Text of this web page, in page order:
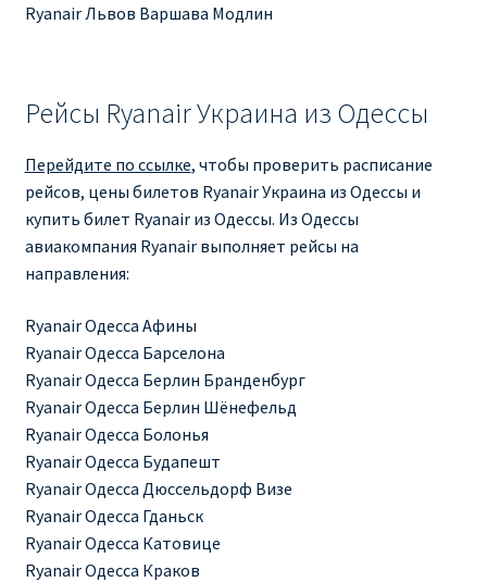
РАЙАНЭЙР НА РУССКОМ | КНФТФШК
Рим
Рождественские направления от € 9
Райнэйр на русском
О сайте
Ryanair Львов Варшава Модлин
Рейсы Ryanair Украина из Одессы
Перейдите по ссылке, чтобы проверить расписание
рейсов, цены билетов Ryanair Украина из Одессы и
купить билет Ryanair из Одессы. Из Одессы
авиакомпания Ryanair выполняет рейсы на
направления:
Ryanair Одесса Афины
Ryanair Одесса Барселона
Ryanair Одесса Берлин Бранденбург
Ryanair Одесса Берлин Шёнефельд
Ryanair Одесса Болонья
Ryanair Одесса Будапешт
Ryanair Одесса Дюссельдорф Визе
Ryanair Одесса Гданьск
Ryanair Одесса Катовице
Ryanair Одесса Краков